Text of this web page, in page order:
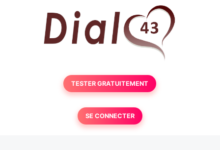
TESTER GRATUITEMENT
SE CONNECTER